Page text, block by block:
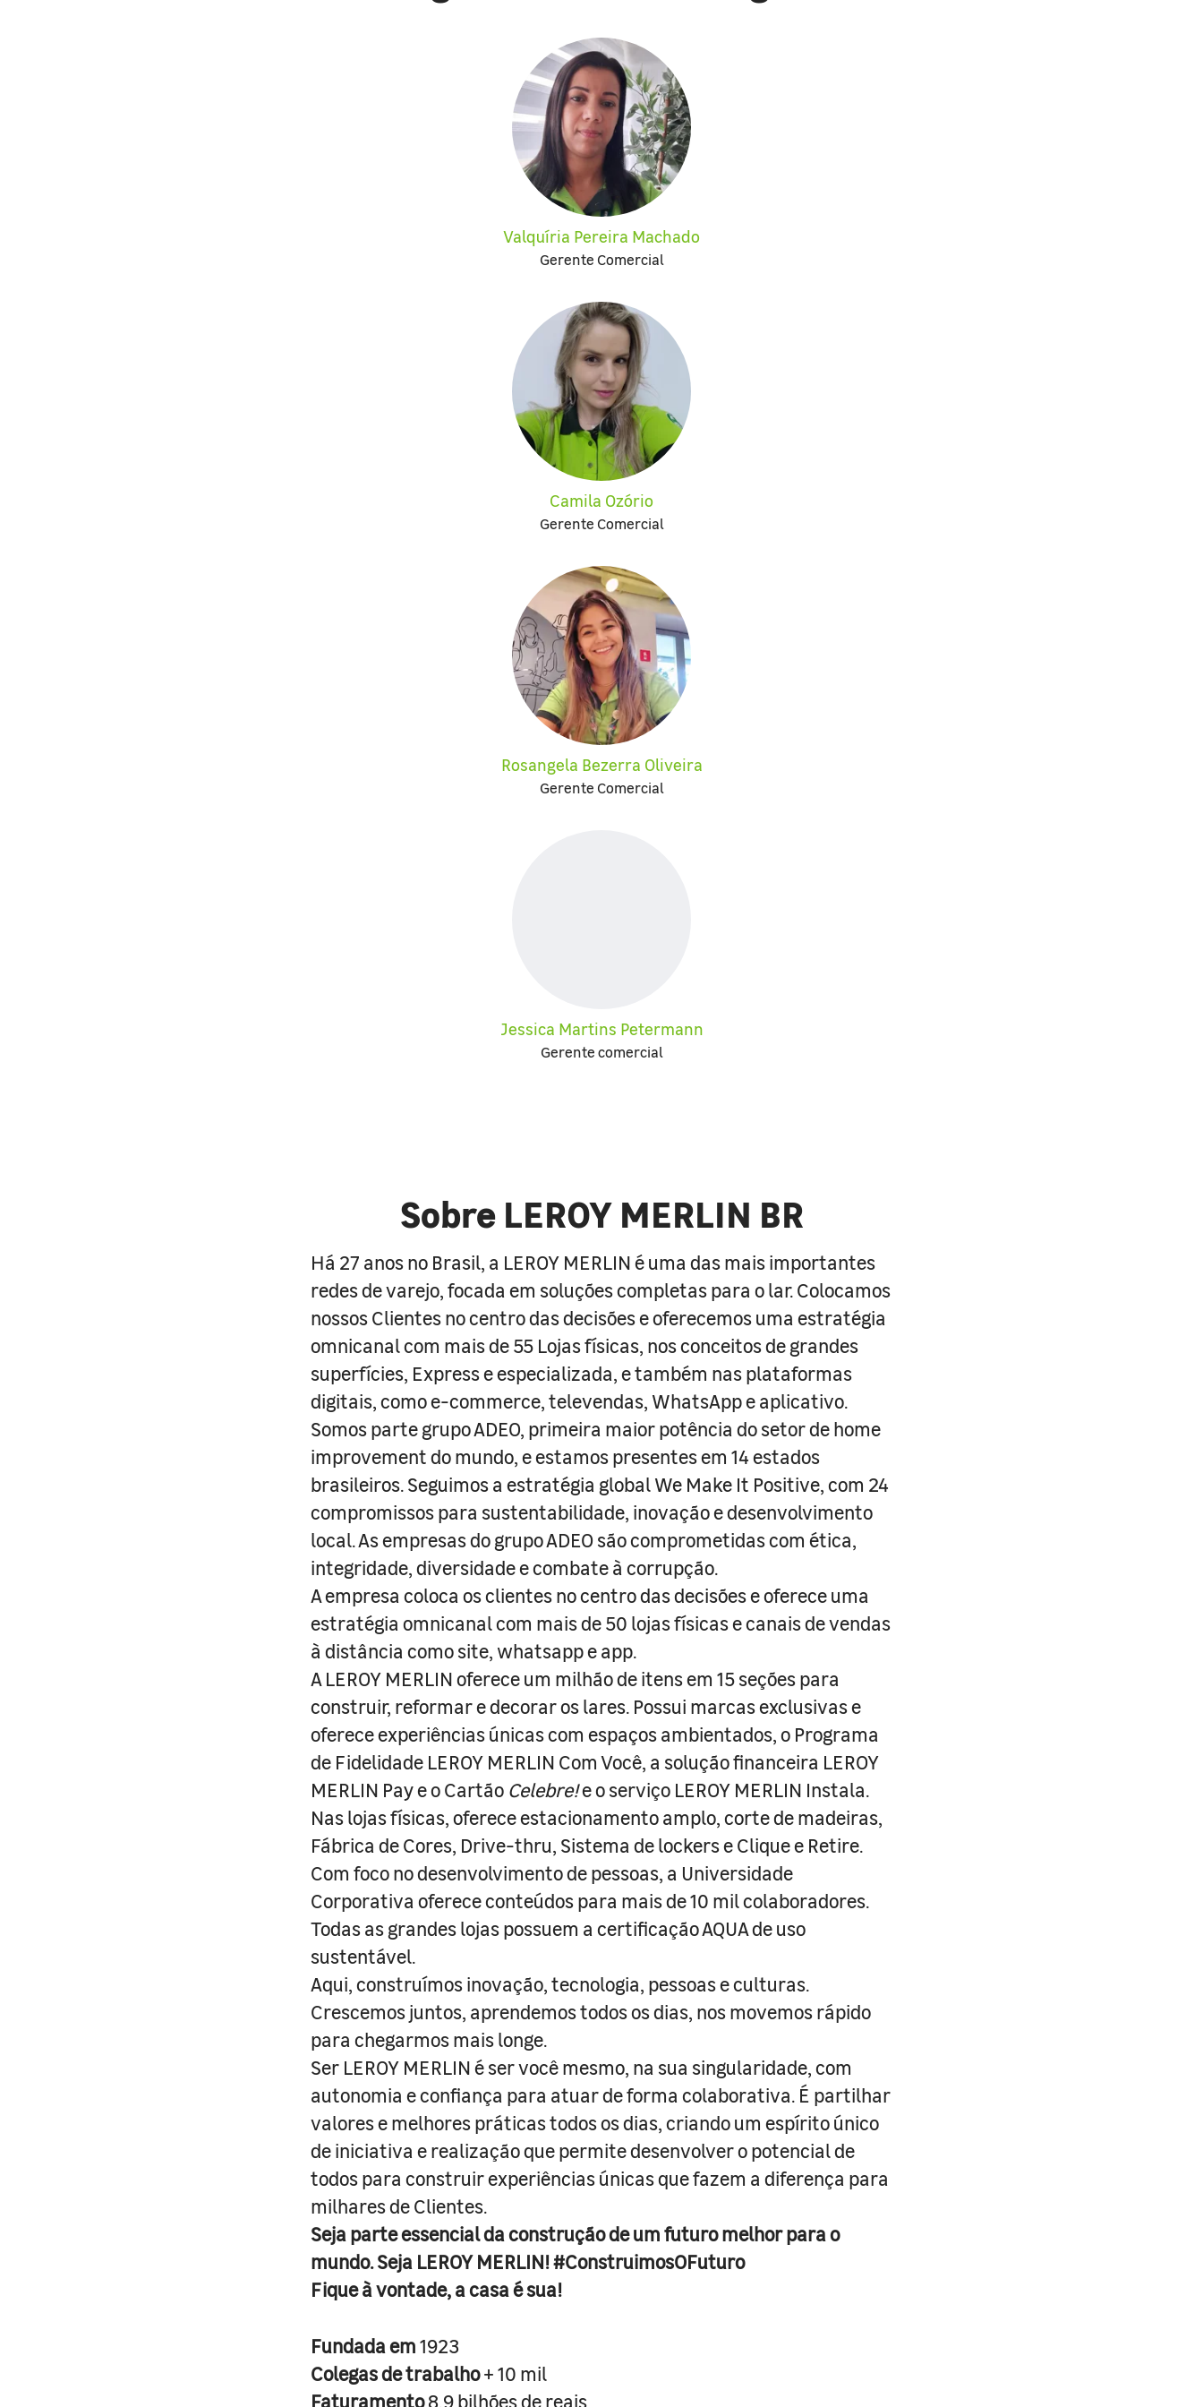
Valquíria Pereira Machado
Gerente Comercial
Camila Ozório
Gerente Comercial
Rosangela Bezerra Oliveira
Gerente Comercial
Jessica Martins Petermann
Gerente comercial
Sobre LEROY MERLIN BR
Há 27 anos no Brasil, a LEROY MERLIN é uma das mais importantes
redes de varejo, focada em soluções completas para o lar. Colocamos
nossos Clientes no centro das decisões e oferecemos uma estratégia
omnicanal com mais de 55 Lojas físicas, nos conceitos de grandes
superfícies, Express e especializada, e também nas plataformas
digitais, como e-commerce, televendas, WhatsApp e aplicativo.
Somos parte grupo ADEO, primeira maior potência do setor de home
improvement do mundo, e estamos presentes em 14 estados
brasileiros. Seguimos a estratégia global We Make It Positive, com 24
compromissos para sustentabilidade, inovação e desenvolvimento
local. As empresas do grupo ADEO são comprometidas com ética,
integridade, diversidade e combate à corrupção.
A empresa coloca os clientes no centro das decisões e oferece uma
estratégia omnicanal com mais de 50 lojas físicas e canais de vendas
à distância como site, whatsapp e app.
A LEROY MERLIN oferece um milhão de itens em 15 seções para
construir, reformar e decorar os lares. Possui marcas exclusivas e
oferece experiências únicas com espaços ambientados, o Programa
de Fidelidade LEROY MERLIN Com Você, a solução financeira LEROY
MERLIN Pay e o Cartão Celebre!e o serviço LEROY MERLIN Instala.
Nas lojas físicas, oferece estacionamento amplo, corte de madeiras,
Fábrica de Cores, Drive-thru, Sistema de lockers e Clique e Retire.
Com foco no desenvolvimento de pessoas, a Universidade
Corporativa oferece conteúdos para mais de 10 mil colaboradores.
Todas as grandes lojas possuem a certificação AQUA de uso
sustentável.
Aqui, construímos inovação, tecnologia, pessoas e culturas.
Crescemos juntos, aprendemos todos os dias, nos movemos rápido
para chegarmos mais longe.
Ser LEROY MERLIN é ser você mesmo, na sua singularidade, com
autonomia e confiança para atuar de forma colaborativa. É partilhar
valores e melhores práticas todos os dias, criando um espírito único
de iniciativa e realização que permite desenvolver o potencial de
todos para construir experiências únicas que fazem a diferença para
milhares de Clientes.
Seja parte essencial da construção de um futuro melhor para o
mundo. Seja LEROY MERLIN! #ConstruimosOFuturo
Fique à vontade, a casa é sua!
Fundada em1923
Colegas de trabalho+ 10 mil
Faturamento8,9 bilhões de reais